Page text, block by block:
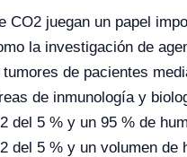
CO2 juegan un papel
la investigación de
de pacientes
de inmunología y
del 5 % y un 95 % de
del 5 % y un volumen